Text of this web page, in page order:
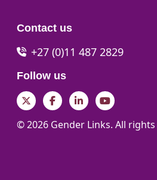
Contact us
+27 (0)11 487 2829
Follow us
TwitterFacebookLinkedInYouTube
© 2026 Gender Links. All